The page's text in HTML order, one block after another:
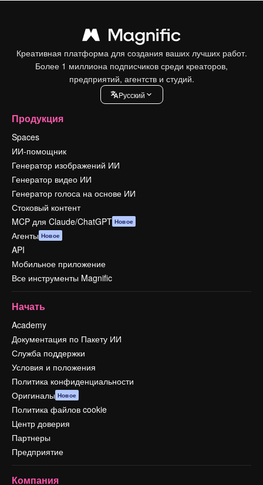
Креативная платформа для создания ваших лучших работ.
Более 1 миллиона подписчиков среди креаторов,
предприятий, агентств и студий.
Pусский
Продукция
Spaces
ИИ-помощник
Генератор изображений ИИ
Генератор видео ИИ
Генератор голоса на основе ИИ
Стоковый контент
MCP для Claude/ChatGPT Новое
Агенты Новое
API
Мобильное приложение
Все инструменты Magnific
Начать
Academy
Документация по Пакету ИИ
Служба поддержки
Условия и положения
Политика конфиденциальности
Оригиналы Новое
Политика файлов cookie
Центр доверия
Партнеры
Предприятие
Компания